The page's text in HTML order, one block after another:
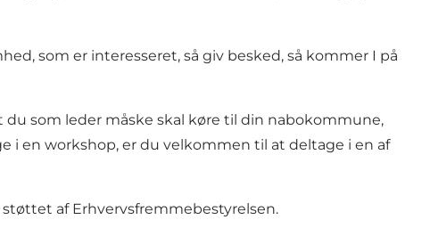
som er interesseret, så giv besked, så kommer I på
som leder måske skal køre til din nabokommune,
i en workshop, er du velkommen til at deltage i en af
af Erhvervsfremmebestyrelsen.